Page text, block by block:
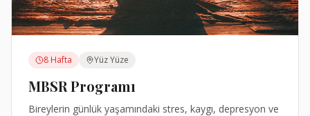
8 Hafta Yüz Yüze
MBSR Programı
Bireylerin günlük yaşamındaki stres, kaygı, depresyon ve